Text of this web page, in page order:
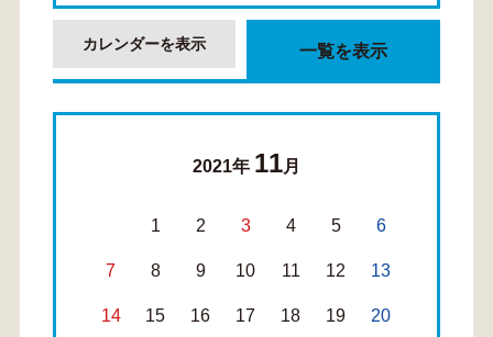
カレンダーを表示 一覧を表示
2021年 11月
1 2 3 4 5 6
7 8 9 10 11 12 13
14 15 16 17 18 19 20